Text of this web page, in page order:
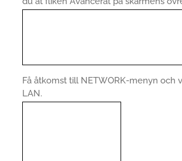
Få åtkomst till NETWORK-menyn och
LAN.